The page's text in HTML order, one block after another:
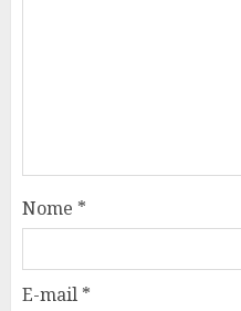
Nome *
E-mail *